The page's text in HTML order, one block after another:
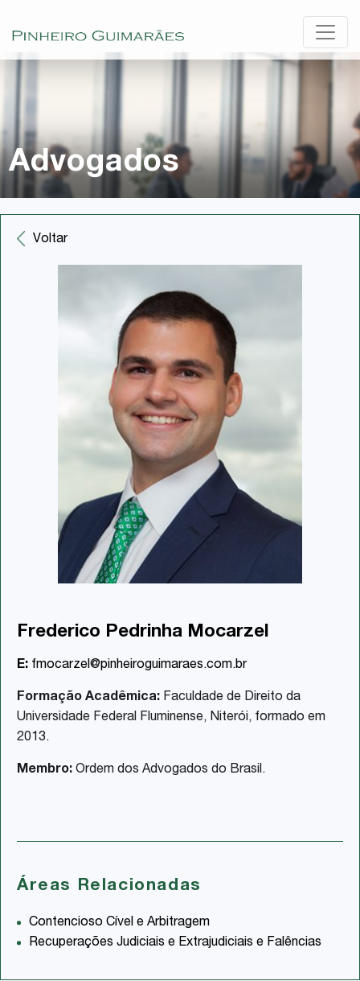
Advogados
Voltar
Frederico Pedrinha Mocarzel
E: fmocarzel@pinheiroguimaraes.com.br
Formação Acadêmica: Faculdade de Direito da
Universidade Federal Fluminense, Niterói, formado em
2013.
Membro: Ordem dos Advogados do Brasil.
Áreas Relacionadas
Contencioso Cível e Arbitragem
Recuperações Judiciais e Extrajudiciais e Falências